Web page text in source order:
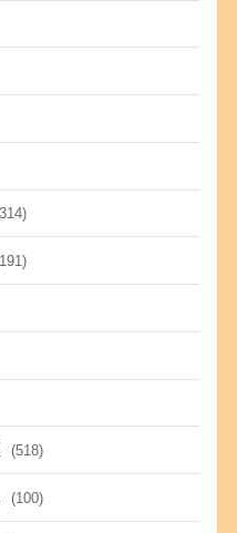
(518)
(100)